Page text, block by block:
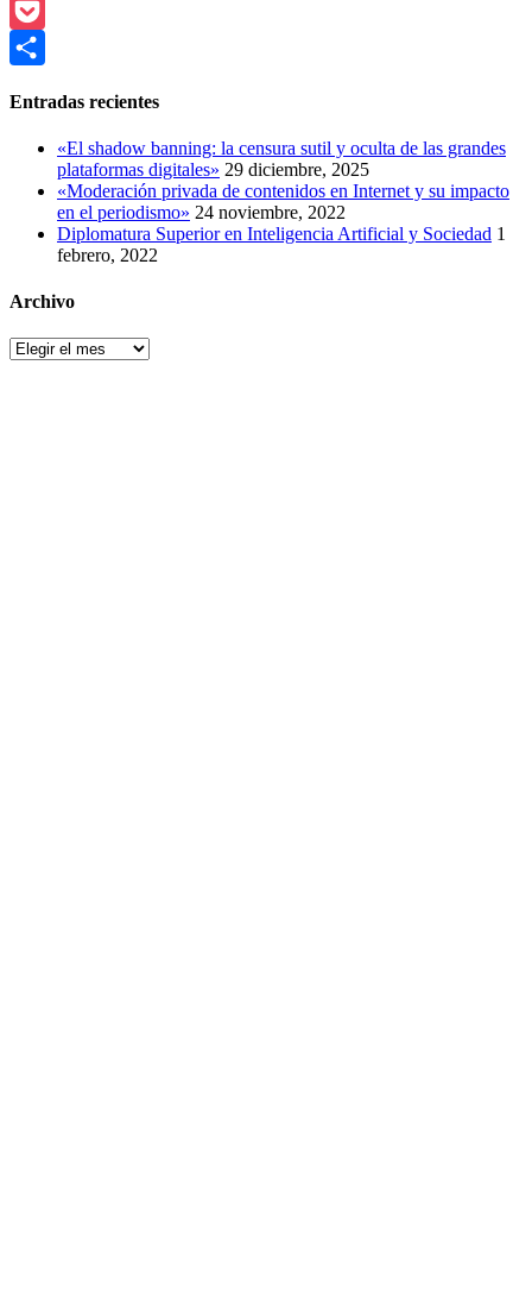
Reddit
Pocket
Entradas recientes
«El shadow banning: la censura sutil y oculta de las grandes
plataformas digitales» 29 diciembre, 2025
«Moderación privada de contenidos en Internet y su impacto
en el periodismo» 24 noviembre, 2022
Diplomatura Superior en Inteligencia Artificial y Sociedad 1
febrero, 2022
Archivo
Archivo